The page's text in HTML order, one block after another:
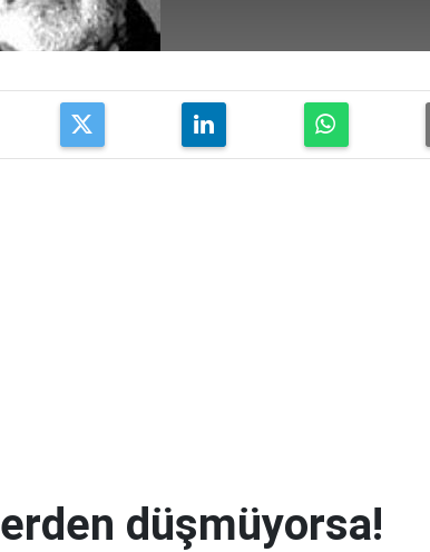
düşmüyorsa!